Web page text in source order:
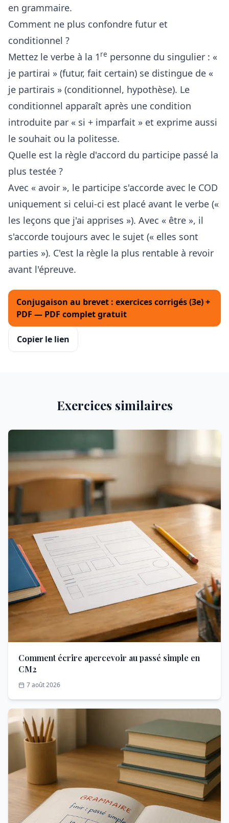
en grammaire.
Comment ne plus confondre futur et
conditionnel ?
Mettez le verbe à la 1 re personne du singulier : «
je partirai » (futur, fait certain) se distingue de «
je partirais » (conditionnel, hypothèse). Le
conditionnel apparaît après une condition
introduite par « si + imparfait » et exprime aussi
le souhait ou la politesse.
Quelle est la règle d'accord du participe passé la
plus testée ?
Avec « avoir », le participe s'accorde avec le COD
uniquement si celui-ci est placé avant le verbe («
les leçons que j'ai apprises »). Avec « être », il
s'accorde toujours avec le sujet (« elles sont
parties »). C'est la règle la plus rentable à revoir
avant l'épreuve.
Conjugaison au brevet : exercices corrigés (3e) +
PDF — PDF complet gratuit
Copier le lien
Exercices similaires
Comment écrire apercevoir au passé simple en
CM2
7 août 2026